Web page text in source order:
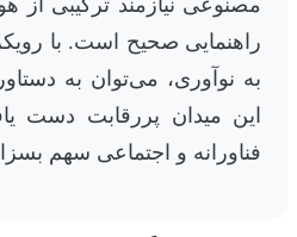
راهنمایی صحیح است. با
به نوآوری، می‌توان به
این میدان پررقابت دست
فناورانه و اجتماعی سهم